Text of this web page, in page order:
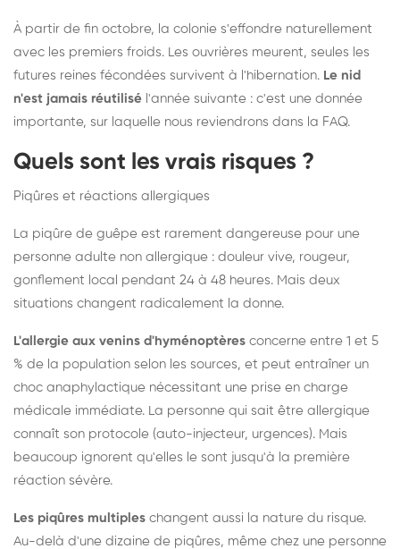
À partir de fin octobre, la colonie s'effondre naturellement
avec les premiers froids. Les ouvrières meurent, seules les
futures reines fécondées survivent à l'hibernation. Le nid
n'est jamais réutilisé l'année suivante : c'est une donnée
importante, sur laquelle nous reviendrons dans la FAQ.
Quels sont les vrais risques ?
Piqûres et réactions allergiques
La piqûre de guêpe est rarement dangereuse pour une
personne adulte non allergique : douleur vive, rougeur,
gonflement local pendant 24 à 48 heures. Mais deux
situations changent radicalement la donne.
L'allergie aux venins d'hyménoptères concerne entre 1 et 5
% de la population selon les sources, et peut entraîner un
choc anaphylactique nécessitant une prise en charge
médicale immédiate. La personne qui sait être allergique
connaît son protocole (auto-injecteur, urgences). Mais
beaucoup ignorent qu'elles le sont jusqu'à la première
réaction sévère.
Les piqûres multiples changent aussi la nature du risque.
Au-delà d'une dizaine de piqûres, même chez une personne